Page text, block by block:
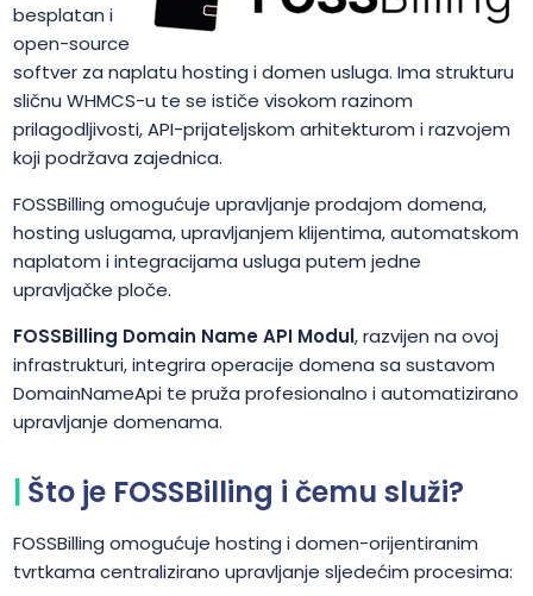
besplatan i
open-source
softver za naplatu hosting i domen usluga. Ima strukturu
sličnu WHMCS-u te se ističe visokom razinom
prilagodljivosti, API-prijateljskom arhitekturom i razvojem
koji podržava zajednica.
FOSSBilling omogućuje upravljanje prodajom domena,
hosting uslugama, upravljanjem klijentima, automatskom
naplatom i integracijama usluga putem jedne
upravljačke ploče.
FOSSBilling Domain Name API Modul, razvijen na ovoj
infrastrukturi, integrira operacije domena sa sustavom
DomainNameApi te pruža profesionalno i automatizirano
upravljanje domenama.
Što je FOSSBilling i čemu služi?
FOSSBilling omogućuje hosting i domen-orijentiranim
tvrtkama centralizirano upravljanje sljedećim procesima: